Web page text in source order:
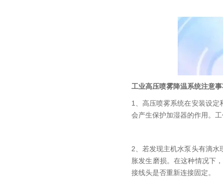
工业高压喷雾降温系统注意
1、高压喷雾系统在安装设
会产生保护加湿器的作用。
2、若发现主机水泵头有滴
胀发生磨损。在这种情况下
接线头是否重新连接固定。